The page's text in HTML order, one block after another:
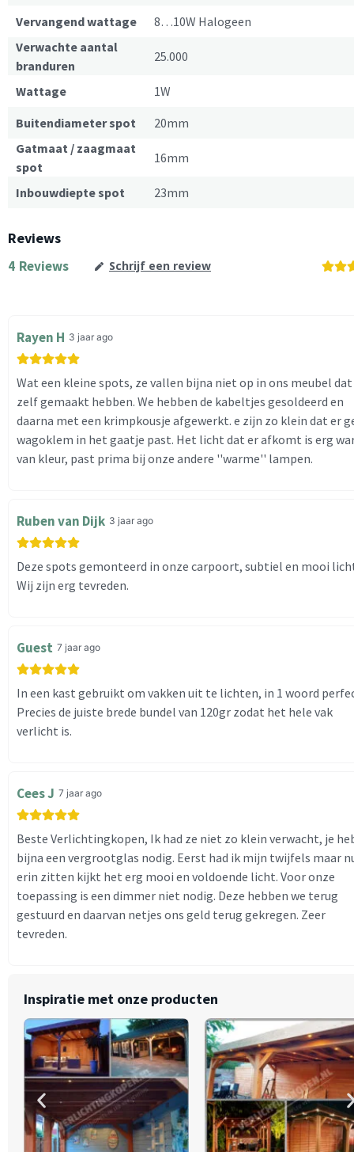
Vervangend wattage
8…10W Halogeen
Verwachte aantal
branduren
25.000
Wattage
1W
Buitendiameter spot
20mm
Gatmaat / zaagmaat
spot
16mm
Inbouwdiepte spot 23mm
Reviews
4 Reviews Schrijf een review
Rayen H 3 jaar ago
Wat een kleine spots, ze vallen bijna niet op in ons meubel
zelf gemaakt hebben. We hebben de kabeltjes gesoldeerd en
daarna met een krimpkousje afgewerkt. e zijn zo klein dat er
wagoklem in het gaatje past. Het licht dat er afkomt is erg
van kleur, past prima bij onze andere ''warme'' lampen.
Ruben van Dijk 3 jaar ago
Deze spots gemonteerd in onze carpoort, subtiel en mooi
Wij zijn erg tevreden.
Guest 7 jaar ago
In een kast gebruikt om vakken uit te lichten, in 1 woord
Precies de juiste brede bundel van 120gr zodat het hele vak
verlicht is.
Cees J 7 jaar ago
Beste Verlichtingkopen, Ik had ze niet zo klein verwacht, je
bijna een vergrootglas nodig. Eerst had ik mijn twijfels maar
erin zitten kijkt het erg mooi en voldoende licht. Voor onze
toepassing is een dimmer niet nodig. Deze hebben we terug
gestuurd en daarvan netjes ons geld terug gekregen. Zeer
tevreden.
Inspiratie met onze producten